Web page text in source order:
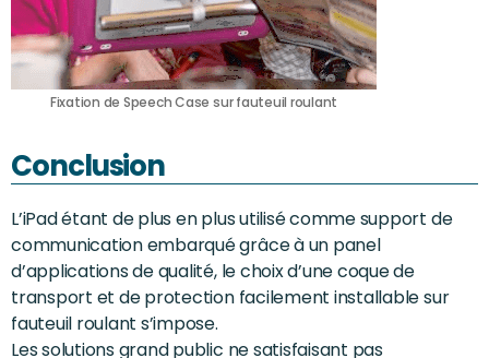
Fixation de Speech Case sur fauteuil roulant
Conclusion
L’iPad étant de plus en plus utilisé comme support de
communication embarqué grâce à un panel
d’applications de qualité, le choix d’une coque de
transport et de protection facilement installable sur
fauteuil roulant s’impose.
Les solutions grand public ne satisfaisant pas